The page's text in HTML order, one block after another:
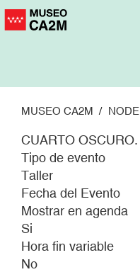
Pasar
MUSEO CA2M NODE
CUARTO OSCURO.
Tipo de evento
Taller
Fecha del Evento
Mostrar en agenda
Si
Hora fin variable
No